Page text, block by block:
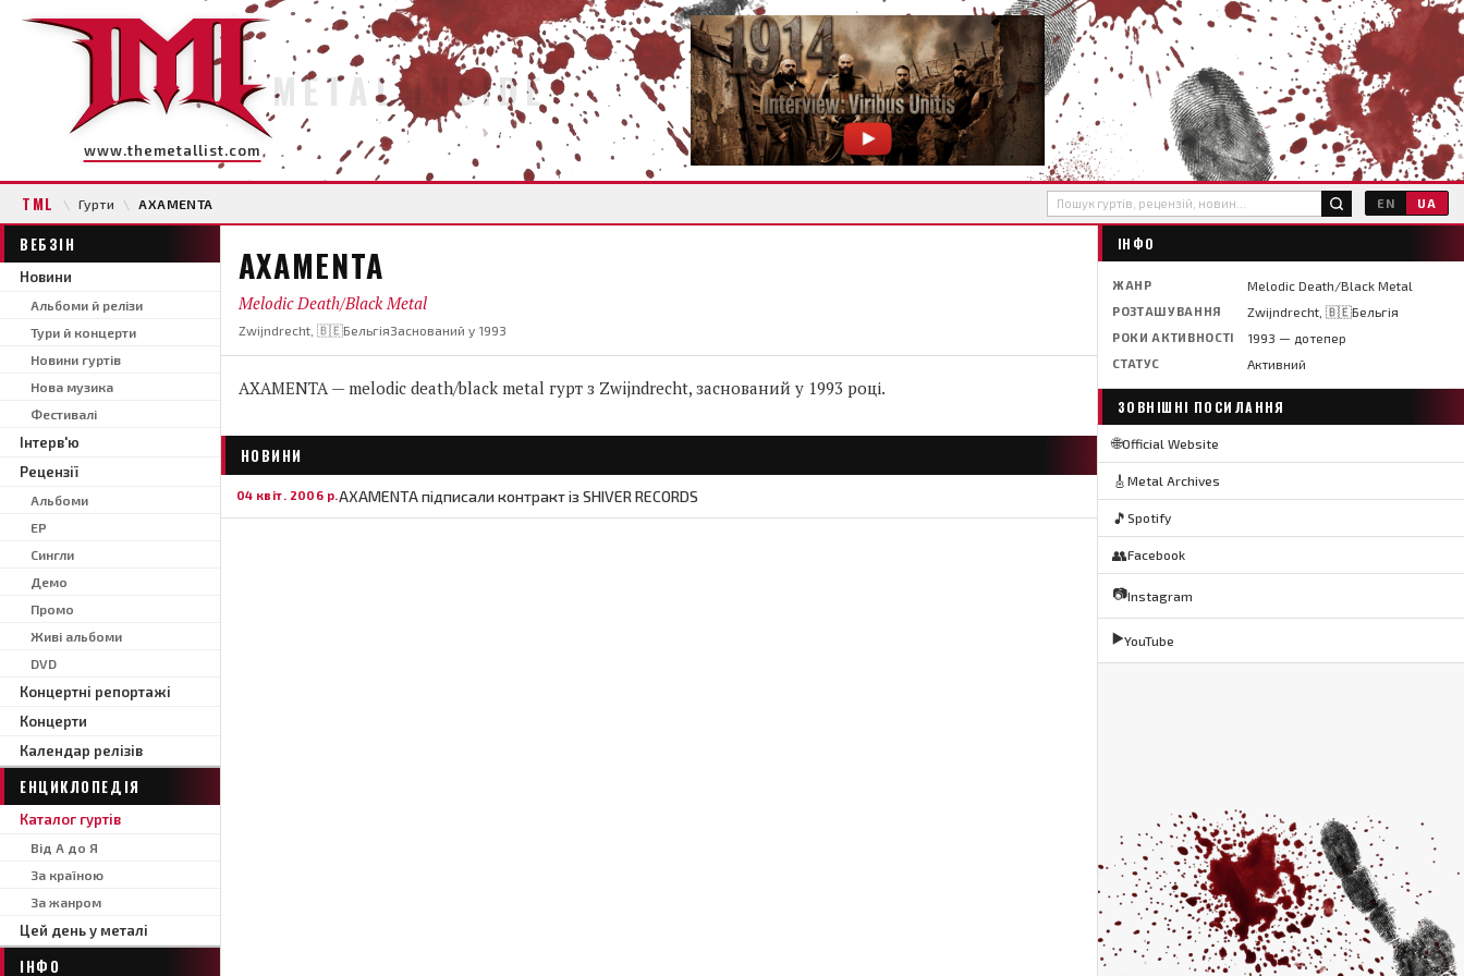
www.themetallist.com
METAL INSIDE
TML \ Гурти \ AXAMENTA EN UA
ВЕБЗІН
Новини
Альбоми й релізи
Тури й концерти
Новини гуртів
Нова музика
Фестивалі
Інтерв'ю
Рецензії
Альбоми
EP
Сингли
Демо
Промо
Живі альбоми
DVD
Концертні репортажі
Концерти
Календар релізів
ЕНЦИКЛОПЕДІЯ
Каталог гуртів
Від А до Я
За країною
За жанром
Цей день у металі
ІНФО
AXAMENTA
Melodic Death/Black Metal
Zwijndrecht, 🇧🇪БельгіяЗаснований у 1993
AXAMENTA — melodic death/black metal гурт з Zwijndrecht, заснований у 1993 році.
НОВИНИ
04 квіт. 2006 р.AXAMENTA підписали контракт із SHIVER RECORDS
ІНФО
ЖАНР Melodic Death/Black Metal
РОЗТАШУВАННЯ Zwijndrecht, 🇧🇪Бельгія
РОКИ АКТИВНОСТІ 1993 — дотепер
СТАТУС Активний
ЗОВНІШНІ ПОСИЛАННЯ
🌐Official Website
🎸 Metal Archives
🎵 Spotify
👥Facebook
📷Instagram
▶️YouTube